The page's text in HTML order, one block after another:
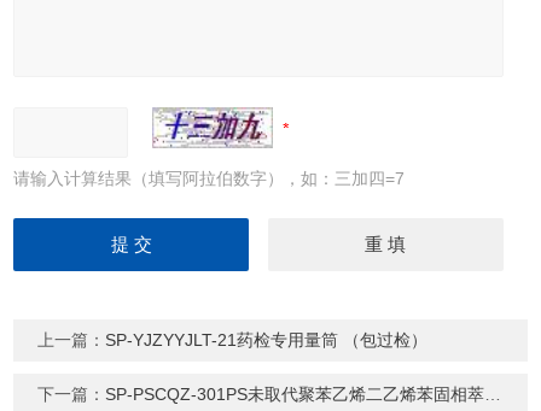
请输入计算结果（填写阿拉伯数字），如：三加四=7
上一篇： SP-YJZYYJLT-21药检专用量筒 （包过检）
下一篇： SP-PSCQZ-301PS未取代聚苯乙烯二乙烯苯固相萃取柱 SPE柱